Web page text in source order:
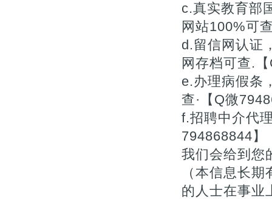
c.真实教育部
网站100%可
d.留信网认证
网存档可查.
e.办理病假条
查·【Q微
f.招聘中介代
794868844】
我们会给到您
（本信息长
的人士在事业